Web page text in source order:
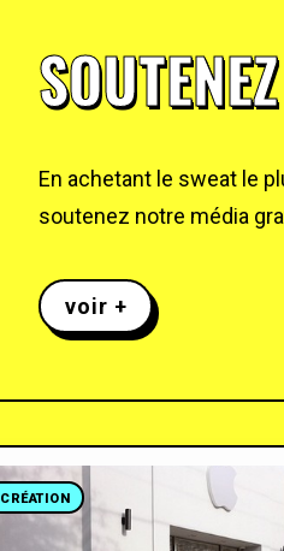
En achetant le sweat le
soutenez notre média
voir +
CRÉATION